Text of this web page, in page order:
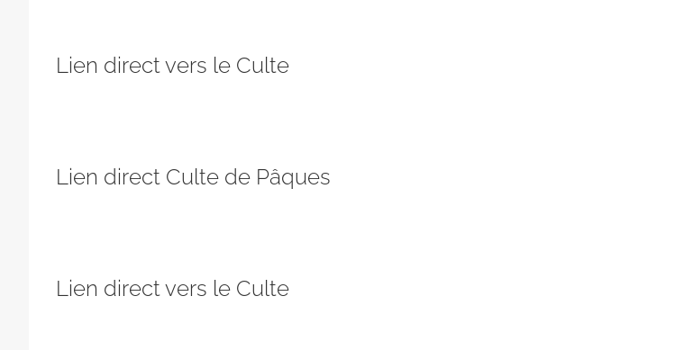
Lien direct vers le Culte
Lien direct Culte de Pâques
Lien direct vers le Culte